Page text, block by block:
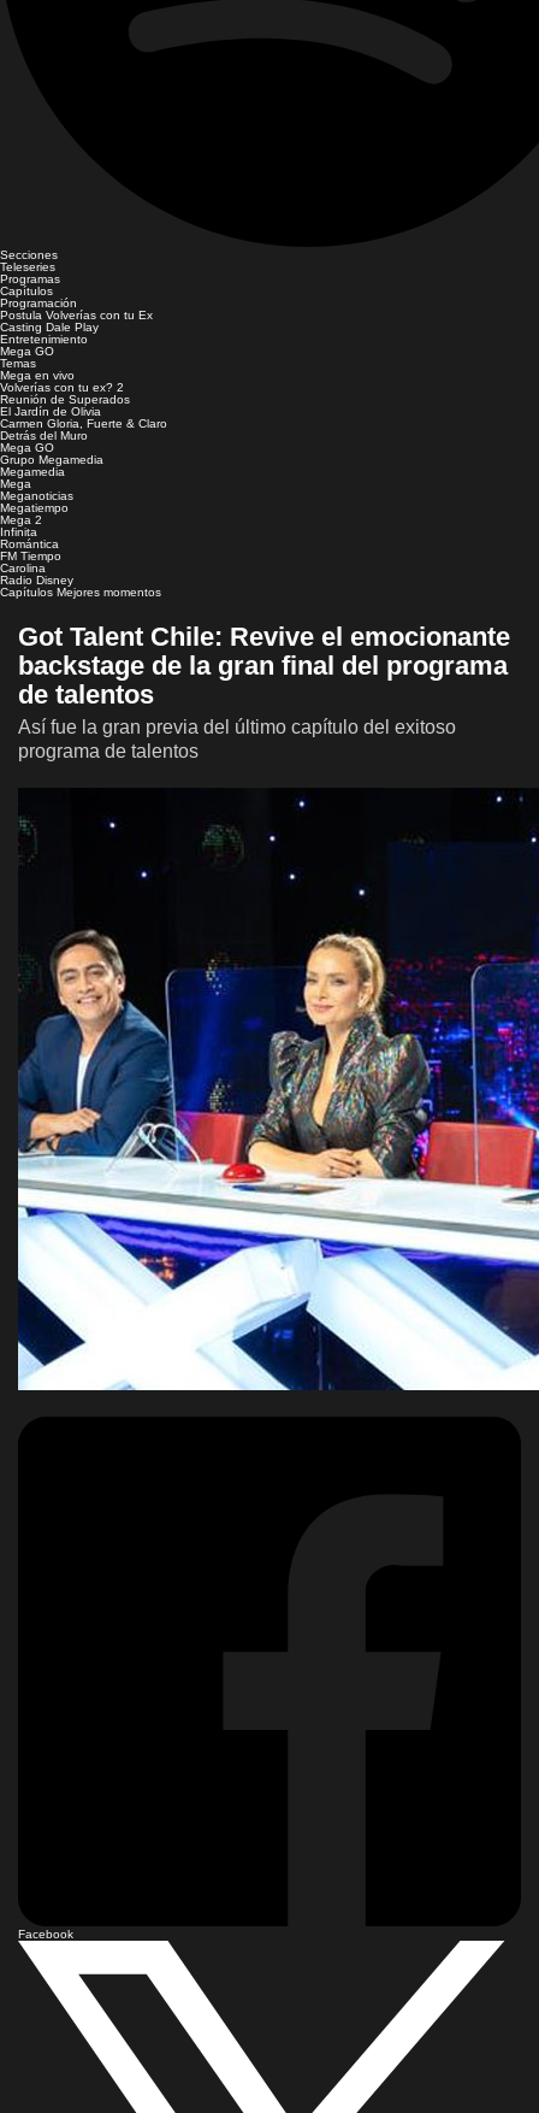
Secciones
Teleseries
Programas
Capítulos
Programación
Postula Volverías con tu Ex
Casting Dale Play
Entretenimiento
Mega GO
Temas
Mega en vivo
Volverías con tu ex? 2
Reunión de Superados
El Jardín de Olivia
Carmen Gloria, Fuerte & Claro
Detrás del Muro
Mega GO
Grupo Megamedia
Megamedia
Mega
Meganoticias
Megatiempo
Mega 2
Infinita
Romántica
FM Tiempo
Carolina
Radio Disney
Capítulos Mejores momentos
Got Talent Chile: Revive el emocionante
backstage de la gran final del programa
de talentos
Así fue la gran previa del último capítulo del exitoso
programa de talentos
Facebook